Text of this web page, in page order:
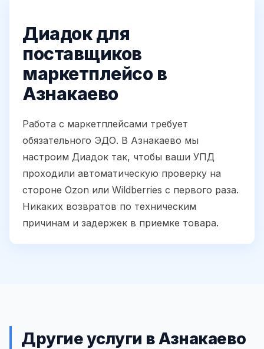
Диадок для
поставщиков
маркетплейсо в
Азнакаево
Работа с маркетплейсами требует
обязательного ЭДО. В Азнакаево мы
настроим Диадок так, чтобы ваши УПД
проходили автоматическую проверку на
стороне Ozon или Wildberries с первого раза.
Никаких возвратов по техническим
причинам и задержек в приемке товара.
Другие услуги в Азнакаево